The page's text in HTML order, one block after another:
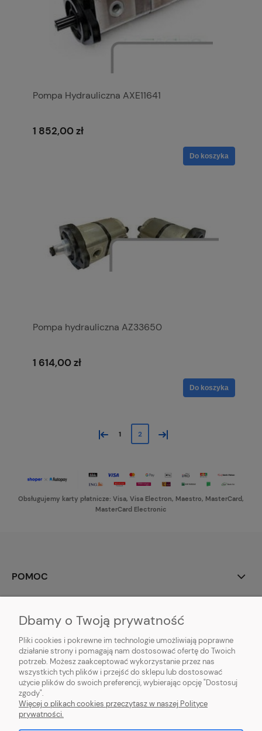
Pompa Hydrauliczna AXE11641
1 852,00 zł
Do koszyka
Pompa hydrauliczna AZ33650
1 614,00 zł
Do koszyka
« 1 2 »
Obsługujemy karty płatnicze: Visa, Visa Electron, Maestro, MasterCard,
MasterCard Electronic
POMOC
PŁATNOŚCI I DOSTAWA
INFORMACJE
O NAS
Dbamy o Twoją prywatność
Pliki cookies i pokrewne im technologie umożliwiają poprawne
działanie strony i pomagają nam dostosować ofertę do Twoich
potrzeb. Możesz zaakceptować wykorzystanie przez nas
wszystkich tych plików i przejść do sklepu lub dostosować
użycie plików do swoich preferencji, wybierając opcję "Dostosuj
zgody".
Więcej o plikach cookies przeczytasz w naszej Polityce
prywatności.